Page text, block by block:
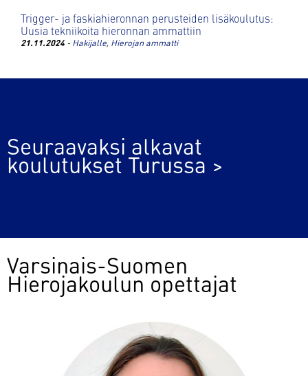
Trigger- ja faskiahieronnan perusteiden lisäkoulutus:
Uusia tekniikoita hieronnan ammattiin
21.11.2024 - Hakijalle, Hierojan ammatti
Seuraavaksi alkavat
koulutukset Turussa >
Varsinais-Suomen
Hierojakoulun opettajat